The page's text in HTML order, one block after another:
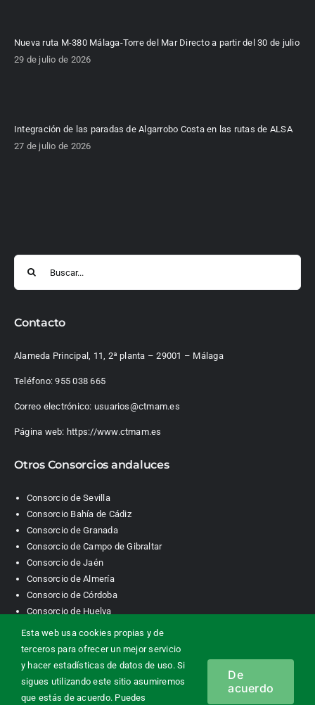
Nueva ruta M-380 Málaga-Torre del Mar Directo a partir del 30 de julio
29 de julio de 2026
Integración de las paradas de Algarrobo Costa en las rutas de ALSA
27 de julio de 2026
Contacto
Alameda Principal, 11, 2ª planta – 29001 – Málaga
Teléfono:955 038 665
Correo electrónico: usuarios@ctmam.es
Página web: https://www.ctmam.es
Otros Consorcios andaluces
Consorcio de Sevilla
Consorcio Bahía de Cádiz
Consorcio de Granada
Consorcio de Campo de Gibraltar
Consorcio de Jaén
Consorcio de Almería
Consorcio de Córdoba
Consorcio de Huelva
Consorcio de Transporte Metropolitano. Área de Málaga |
Contacto| Información legal Política de privacidad|
Esta web usa cookies propias y de
terceros para ofrecer un mejor servicio
y hacer estadísticas de datos de uso. Si
sigues utilizando este sitio asumiremos
que estás de acuerdo. Puedes
De
acuerdo